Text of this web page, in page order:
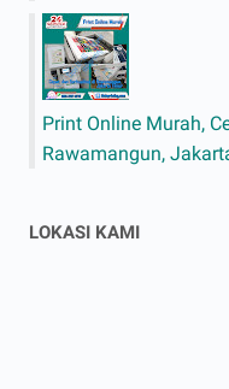
Print Online Murah,
Rawamangun,
LOKASI KAMI